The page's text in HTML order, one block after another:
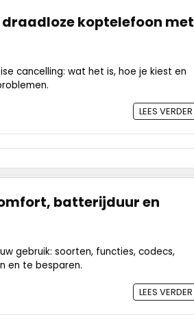
draadloze koptelefoon met
cancelling: wat het is, hoe je kiest en
LEES VERDER
batterijduur en
gebruik: soorten, functies, codecs,
en te besparen.
LEES VERDER